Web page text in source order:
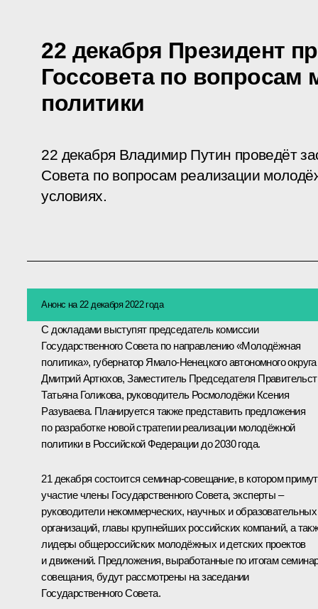
22 декабря Президент
Госсовета по вопросам
политики
22 декабря Владимир Путин проведёт
Совета по вопросам реализации
условиях.
Анонс на 22 декабря 2022 года
С докладами выступят председатель комиссии
Государственного Совета по направлению «Молодёжная
политика», губернатор Ямало-Ненецкого автономного округа
Дмитрий Артюхов, Заместитель Председателя
Татьяна Голикова, руководитель Росмолодёжи Ксения
Разуваева. Планируется также представить предложения
по разработке новой стратегии реализации молодёжной
политики в Российской Федерации до 2030 года.
21 декабря состоится семинар-совещание, в котором примут
участие члены Государственного Совета, эксперты –
руководители некоммерческих, научных и образовательных
организаций, главы крупнейших российских компаний, а
лидеры общероссийских молодёжных и детских проектов
и движений. Предложения, выработанные по итогам
совещания, будут рассмотрены на заседании
Государственного Совета.